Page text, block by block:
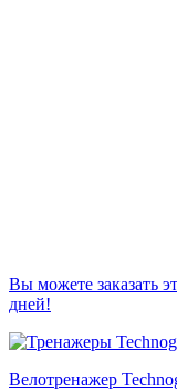
Вы можете заказать
дней!
Велотренажер